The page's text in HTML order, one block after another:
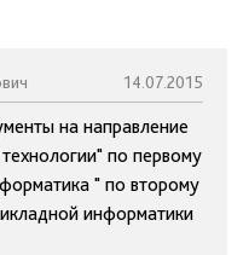
14.07.2015
на направление
по первому
" по второму
информатики